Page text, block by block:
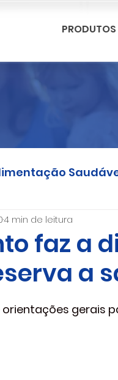
PRODUTOS
faz a
a
4 min de leitura
gerais